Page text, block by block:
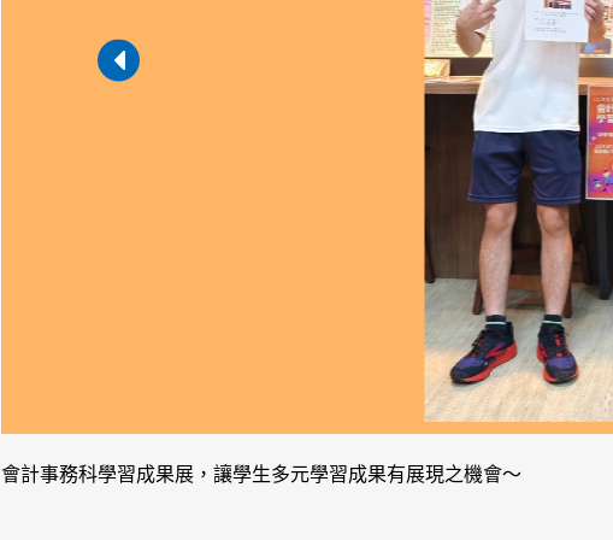
會計事務科學習成果展，讓學生多元學習成果有展現之機會～